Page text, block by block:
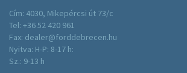
Cím: 4030, Mikepércsi út 73/c
Tel: +36 52 420 961
Fax: dealer@forddebrecen.hu
Nyitva: H-P: 8-17 h:
Sz.: 9-13 h